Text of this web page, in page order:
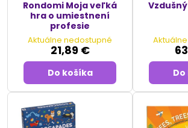
Rondomi Moja veľká
hra o umiestnení
profesie
Aktuálne nedostupné
21,89 €
Do košíka